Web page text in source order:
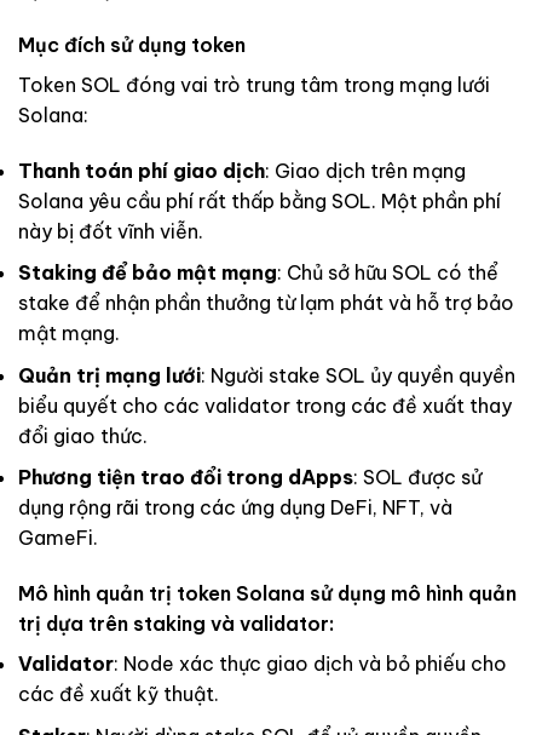
Mục đích sử dụng token
Token SOL đóng vai trò trung tâm trong mạng lưới
Solana:
Thanh toán phí giao dịch: Giao dịch trên mạng
Solana yêu cầu phí rất thấp bằng SOL. Một phần phí
này bị đốt vĩnh viễn.
Staking để bảo mật mạng: Chủ sở hữu SOL có thể
stake để nhận phần thưởng từ lạm phát và hỗ trợ bảo
mật mạng.
Quản trị mạng lưới: Người stake SOL ủy quyền quyền
biểu quyết cho các validator trong các đề xuất thay
đổi giao thức.
Phương tiện trao đổi trong dApps: SOL được sử
dụng rộng rãi trong các ứng dụng DeFi, NFT, và
GameFi.
Mô hình quản trị token Solana sử dụng mô hình quản
trị dựa trên staking và validator:
Validator: Node xác thực giao dịch và bỏ phiếu cho
các đề xuất kỹ thuật.